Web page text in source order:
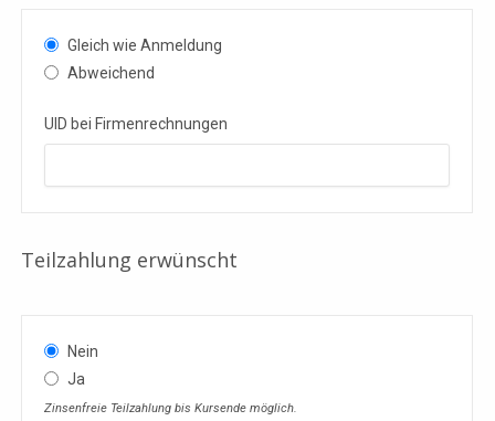
Gleich wie Anmeldung
Abweichend
UID bei Firmenrechnungen
Teilzahlung erwünscht
Nein
Ja
Zinsenfreie Teilzahlung bis Kursende möglich.